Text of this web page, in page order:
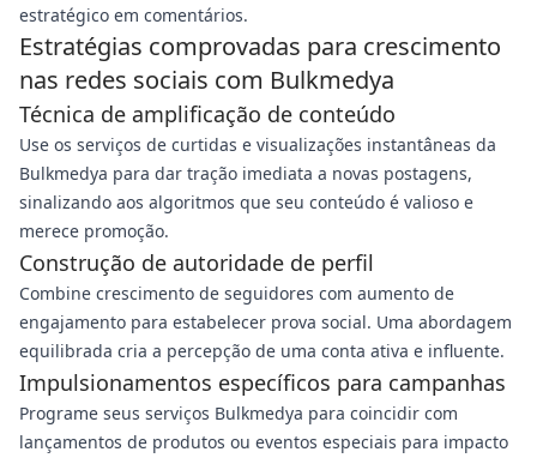
estratégico em comentários.
Estratégias comprovadas para crescimento
nas redes sociais com Bulkmedya
Técnica de amplificação de conteúdo
Use os serviços de curtidas e visualizações instantâneas da
Bulkmedya para dar tração imediata a novas postagens,
sinalizando aos algoritmos que seu conteúdo é valioso e
merece promoção.
Construção de autoridade de perfil
Combine crescimento de seguidores com aumento de
engajamento para estabelecer prova social. Uma abordagem
equilibrada cria a percepção de uma conta ativa e influente.
Impulsionamentos específicos para campanhas
Programe seus serviços Bulkmedya para coincidir com
lançamentos de produtos ou eventos especiais para impacto